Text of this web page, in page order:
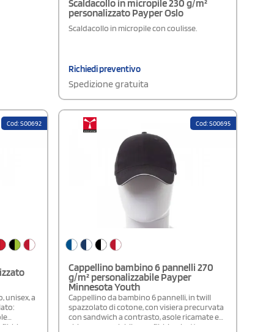
Scaldacollo in micropile 230 g/m²
personalizzato Payper Oslo
Scaldacollo in micropile con coulisse.
Richiedi preventivo
Spedizione gratuita
Cod: S00692
unisex, a
e
Cod: S00695
Cappellino bambino 6 pannelli 270
g/m² personalizzabile Payper
Minnesota Youth
Cappellino da bambino 6 pannelli, in twill
spazzolato di cotone, con visiera precurvata
con sandwich a contrasto, asole ricamate e
chiusura regolabile con fibbia e bottone